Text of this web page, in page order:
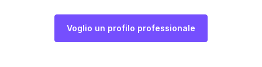
Voglio un profilo professionale